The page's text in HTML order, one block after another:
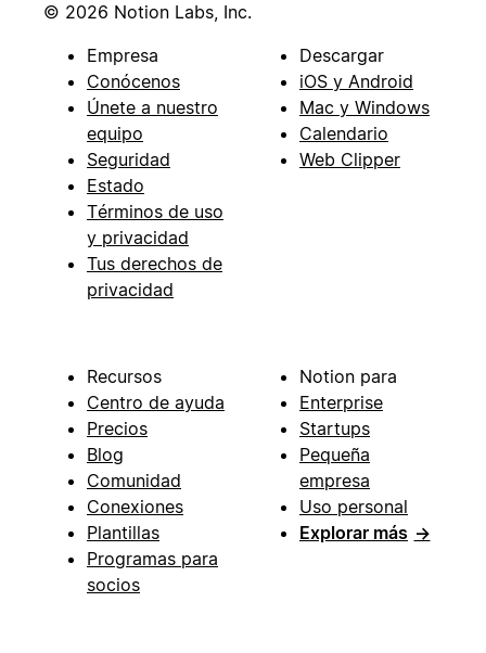
© 2026 Notion Labs, Inc.
Empresa
Conócenos
Únete a nuestro
equipo
Seguridad
Estado
Términos de uso
y privacidad
Tus derechos de
privacidad
Descargar
iOS y Android
Mac y Windows
Calendario
Web Clipper
Recursos
Centro de ayuda
Precios
Blog
Comunidad
Conexiones
Plantillas
Programas para
socios
Notion para
Enterprise
Startups
Pequeña
empresa
Uso personal
Explorar más →